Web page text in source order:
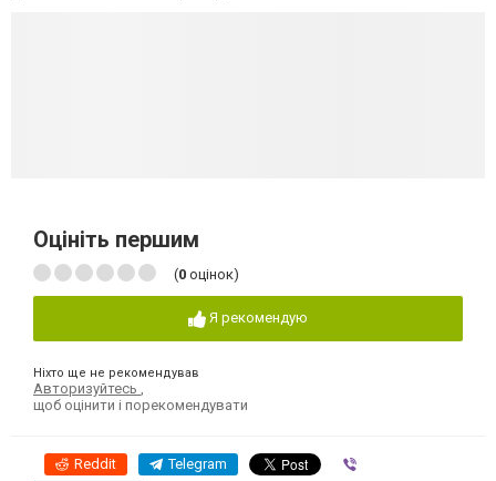
Оцініть першим
(0 оцінок)
Я рекомендую
Ніхто ще не рекомендував
Авторизуйтесь
щоб оцінити і порекомендувати
Reddit Telegram